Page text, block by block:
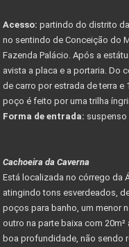
Acesso: partindo do distrito
no sentindo de Conceição do
Fazenda Palácio. Após a
avista a placa e a portaria. Do
de carro por estrada de terra e
poço é feito por uma trilha
Forma de entrada: suspenso
Cachoeira da Caverna
Está localizada no córrego da
atingindo tons esverdeados,
poços para banho, um menor
outro na parte baixa com
boa profundidade, não sendo